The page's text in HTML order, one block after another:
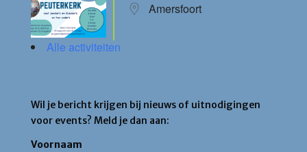
Amersfoort
Alle activiteiten
Wil je bericht krijgen bij nieuws of uitnodigingen
voor events? Meld je dan aan:
Voornaam